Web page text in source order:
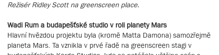
Režisér Ridley Scott na greenscreen place.
Wadi Rum a budapešťské studio v roli planety Mars
Hlavní hvězdou projektu byla (kromě Matta Damona) samozřejmě
planeta Mars. Ta vznikla v prvé řadě na greenscreen stagi v